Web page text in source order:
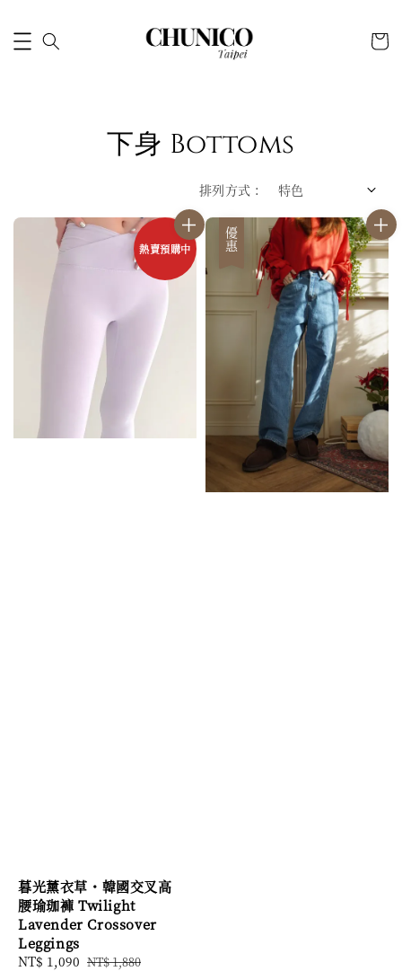
下身 Bottoms
排列方式 :
熱賣預購中
暮光薰衣草・韓國交叉高
腰瑜珈褲 Twilight
Lavender Crossover
Leggings
Sale
NT$ 1,090 Regular
NT$ 1,880
優惠